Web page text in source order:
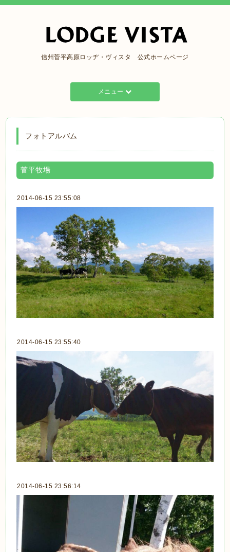
信州菅平高原ロッヂ・ヴィスタ 公式ホームページ
メニュー
フォトアルバム
菅平牧場
2014-06-15 23:55:08
2014-06-15 23:55:40
2014-06-15 23:56:14